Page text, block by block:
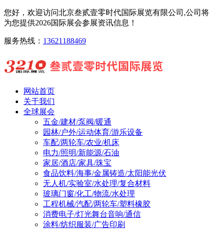
您好，欢迎访问北京叁贰壹零时代国际展览有限公司,公司将
为您提供2026国际展会参展资讯信息！
服务热线： 13621188469
网站首页
关于我们
全球展会
五金/建材/泵阀/暖通
园林/户外/运动体育/游乐设备
车配/两轮车/农业/机床
电力/照明/新能源/石油
家居/酒店/家具/珠宝
食品饮料/海事/金属铸造/太阳能光伏
无人机/实验室/水处理/复合材料
玻璃门窗/化工/物流/水处理
工程机械/汽配/两轮车/塑料橡胶
消费电子/灯光舞台音响/通信
涂料/纺织服装/广告印刷